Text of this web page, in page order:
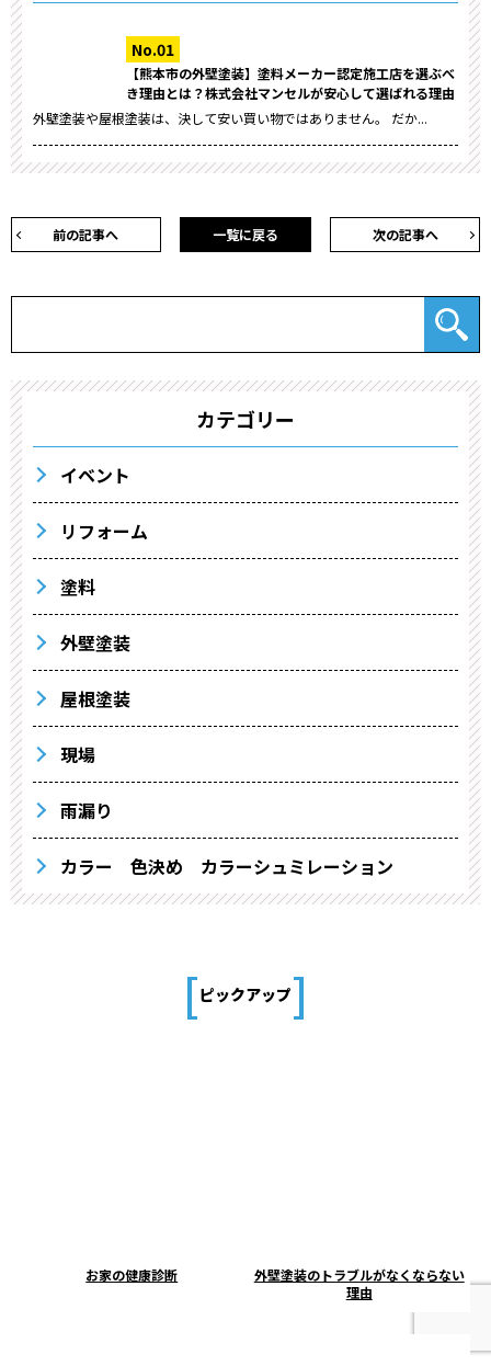
【熊本市の外壁塗装】塗料メーカー認定施工店を選ぶべ
き理由とは？株式会社マンセルが安心して選ばれる理由
外壁塗装や屋根塗装は、決して安い買い物ではありません。 だか...
カテゴリー
イベント
リフォーム
塗料
外壁塗装
屋根塗装
現場
雨漏り
カラー 色決め カラーシュミレーション